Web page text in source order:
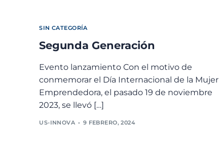
SIN CATEGORÍA
Segunda Generación
Evento lanzamiento Con el motivo de
conmemorar el Día Internacional de la Mujer
Emprendedora, el pasado 19 de noviembre
2023, se llevó […]
US-INNOVA 9 FEBRERO, 2024